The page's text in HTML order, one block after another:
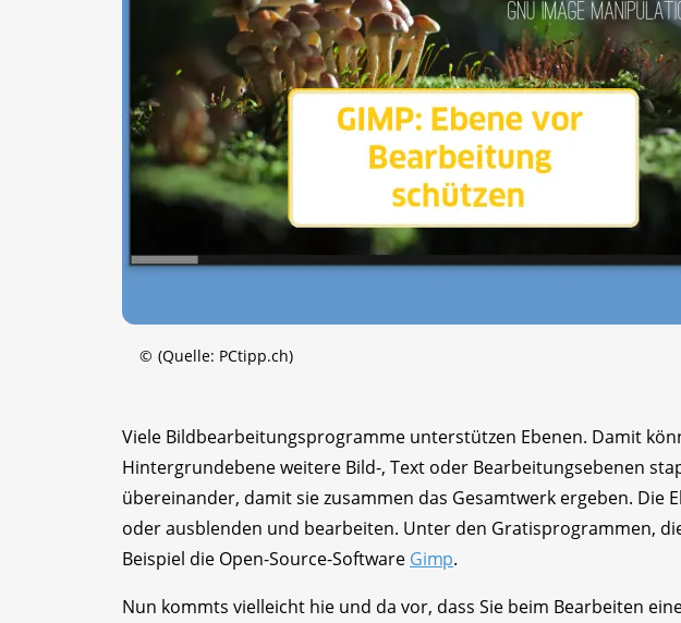
© (Quelle: PCtipp.ch)
Viele Bildbearbeitungsprogramme unterstützen Ebenen. Damit
Hintergrundebene weitere Bild-, Text oder Bearbeitungsebenen
übereinander, damit sie zusammen das Gesamtwerk ergeben. Die
oder ausblenden und bearbeiten. Unter den Gratisprogrammen,
Beispiel die Open-Source-Software Gimp.
Nun kommts vielleicht hie und da vor, dass Sie beim Bearbeiten